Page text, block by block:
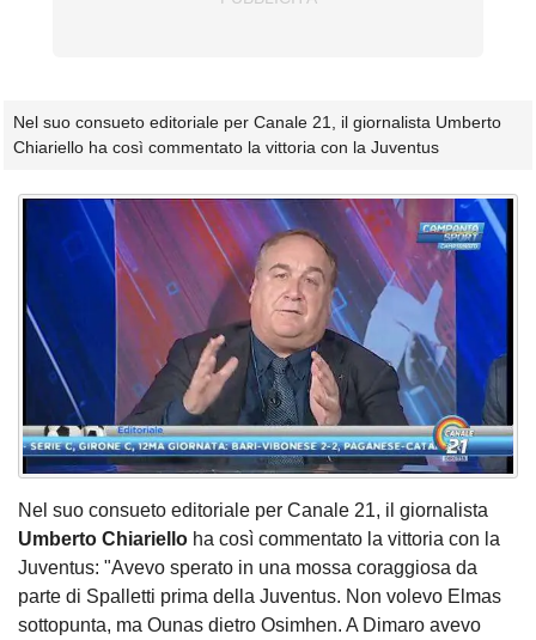
Nel suo consueto editoriale per Canale 21, il giornalista Umberto
Chiariello ha così commentato la vittoria con la Juventus
Nel suo consueto editoriale per Canale 21, il giornalista
Umberto Chiariello ha così commentato la vittoria con la
Juventus: "Avevo sperato in una mossa coraggiosa da
parte di Spalletti prima della Juventus. Non volevo Elmas
sottopunta, ma Ounas dietro Osimhen. A Dimaro avevo